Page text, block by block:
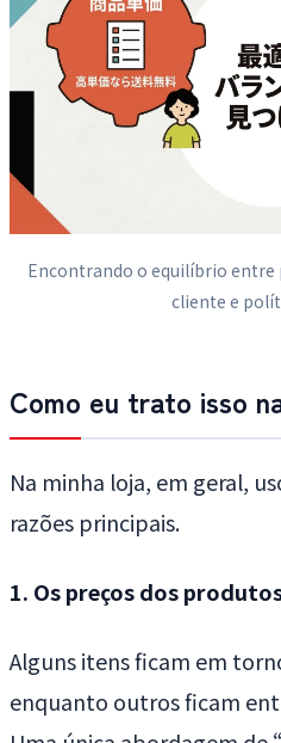
Encontrando o equilíbrio
cliente e
Como eu trato isso
Na minha loja, em geral,
razões principais.
1. Os preços dos
Alguns itens ficam em
enquanto outros ficam